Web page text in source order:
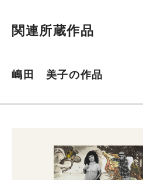
関連所蔵作品
嶋田 美子の作品